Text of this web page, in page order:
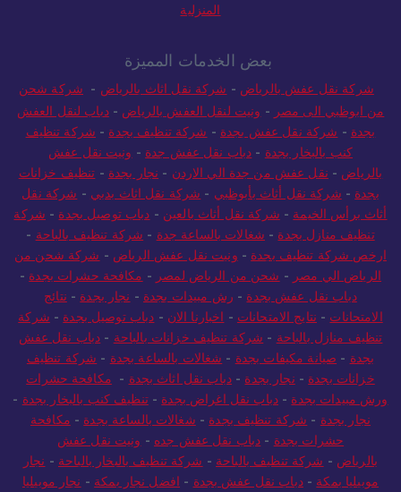
المنزلية
بعض الخدمات المميزة
شركة نقل عفش بالرياض - شركة نقل اثاث بالرياض - شركة شحن
من ابوظبي الى مصر - ونيت لنقل العفش بالرياض -دباب لنقل العفش
بجدة - شركة نقل عفش بجدة - شركة تنظيف بجدة - شركة تنظيف
كنب بالبخار بجدة - دباب نقل عفش جدة - ونيت نقل عفش
بالرياض - نقل عفش من جدة الي الاردن - نجار بجدة - تنظيف خزانات
بجدة - شركة نقل أثاث بأبوظبي - شركة نقل اثاث بدبي - شركة نقل
أثاث برأس الخيمة - شركة نقل أثاث بالعين - دباب توصيل بجدة - شركة
تنظيف منازل بجدة - شغالات بالساعة جدة - شركة تنظيف بالباحة -
ارخص شركة تنظيف بجدة - ونيت نقل عفش الرياض - شركة شحن من
الرياض الي مصر - شحن من الرياض لمصر - مكافحة حشرات بجدة -
دباب نقل عفش بجدة - رش مبيدات بجدة - نجار بجدة - نتائج
الامتحانات - نتايج الامتحانات - اخبارنا الان - دباب توصيل بجدة - شركة
تنظيف منازل بالباحة - شركة تنظيف خزانات بالباحة - دباب نقل عفش
بجدة - صيانة مكيفات بجدة - شغالات بالساعة بجدة - شركة تنظيف
خزانات بجدة - نجار بجدة - دباب نقل اثاث بجدة - مكافحة حشرات
ورش مبيدات بجدة -دباب نقل اغراض بجدة -تنظيف كنب بالبخار بجدة -
نجار بجدة - شركة تنظيف بجدة - شغالات بالساعة بجدة - مكافحة
حشرات بجدة - دباب نقل عفش جده - ونيت نقل عفش
بالرياض - شركة تنظيف بالباحة - شركة تنظيف بالبخار بالباحة - نجار
موبيليا بمكة -دباب نقل عفش بجدة - افضل نجار بمكة - نجار موبيليا